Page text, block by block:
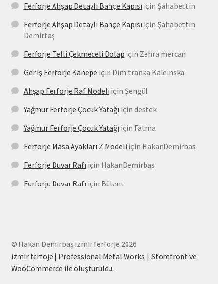
Ferforje Ahşap Detaylı Bahçe Kapısı için Şahabettin
Ferforje Ahşap Detaylı Bahçe Kapısı için Şahabettin
Demirtaş
Ferforje Telli Çekmeceli Dolap için Zehra mercan
Geniş Ferforje Kanepe için Dimitranka Kaleinska
Ahşap Ferforje Raf Modeli için Şengül
Yağmur Ferforje Çocuk Yatağı için destek
Yağmur Ferforje Çocuk Yatağı için Fatma
Ferforje Masa Ayakları Z Modeli için HakanDemirbas
Ferforje Duvar Rafı için HakanDemirbas
Ferforje Duvar Rafı için Bülent
© Hakan Demirbaş izmir ferforje 2026
izmir ferfoje | Professional Metal Works
Storefront ve
WooCommerce ile oluşturuldu.